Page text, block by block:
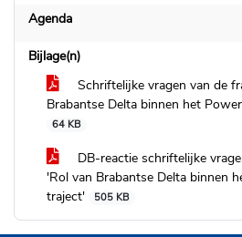
Agenda
Bijlage(n)
Schriftelijke vragen van de
Brabantse Delta binnen het
64 KB
DB-reactie schriftelijke
'Rol van Brabantse Delta binnen
traject'
505 KB